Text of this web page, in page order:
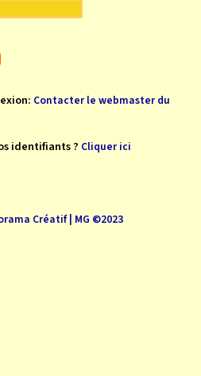
Contacter le webmaster du
identifiants ? Cliquer ici
Créatif | MG ©2023